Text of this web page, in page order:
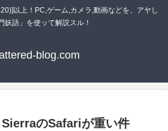
以上！PC,ゲーム,カメラ,動画などを、アヤし
妖語」を使ッて解説スル！
blog.com
のSafariが重い件